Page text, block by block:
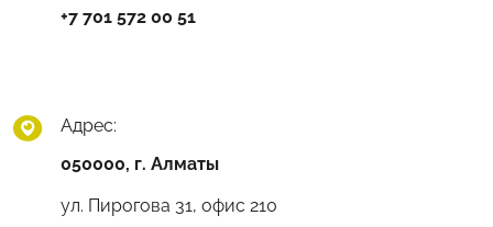
+7 701 572 00 51
Адрес:
050000, г. Алматы
ул. Пирогова 31, офис 210